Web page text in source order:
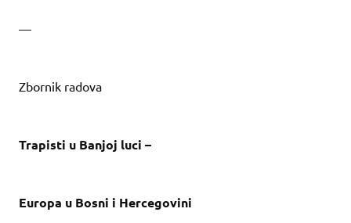
—
Zbornik radova
Trapisti u Banjoj luci –
Europa u Bosni i Hercegovini